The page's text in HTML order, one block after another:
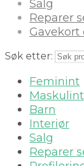
Salg
Reparer
Gavekort
Søk etter:
Feminint
Maskulint
Barn
Interiør
Salg
Reparer